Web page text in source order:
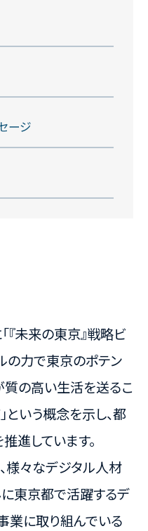
ージ
未来の東京』戦略ビ
の力で東京のポテン
質の高い生活を送るこ
という概念を示し、都
進しています。
様々なデジタル人材
に東京都で活躍するデ
業に取り組んでいる